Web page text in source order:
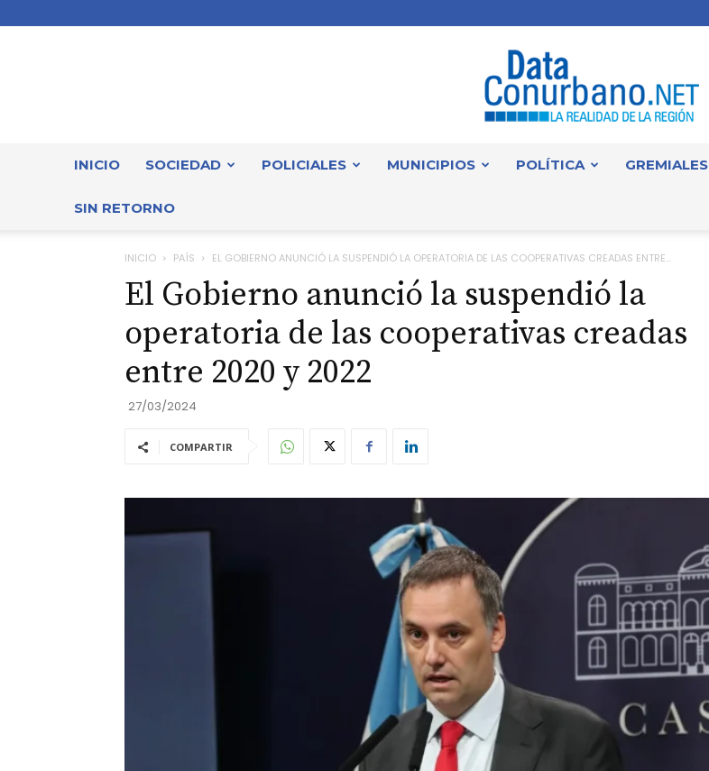
INICIO SOCIEDAD POLICIALES MUNICIPIOS POLÍTICA GREMIALES
SIN RETORNO
INICIO PAÍS EL GOBIERNO ANUNCIÓ LA SUSPENDIÓ LA OPERATORIA DE LAS COOPERATIVAS CREADAS ENTRE...
El Gobierno anunció la suspendió la
operatoria de las cooperativas creadas
entre 2020 y 2022
27/03/2024
COMPARTIR